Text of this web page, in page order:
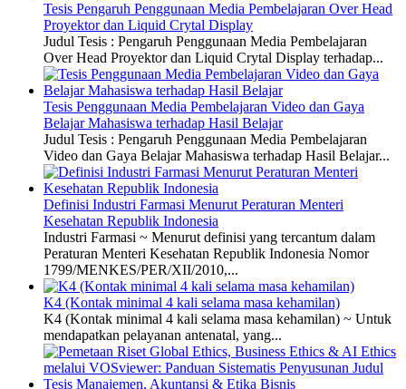
Tesis Pengaruh Penggunaan Media Pembelajaran Over Head
Proyektor dan Liquid Crytal Display
Judul Tesis : Pengaruh Penggunaan Media Pembelajaran
Over Head Proyektor dan Liquid Crytal Display terhadap...
Tesis Penggunaan Media Pembelajaran Video dan Gaya
Belajar Mahasiswa terhadap Hasil Belajar
Judul Tesis : Pengaruh Penggunaan Media Pembelajaran
Video dan Gaya Belajar Mahasiswa terhadap Hasil Belajar...
Definisi Industri Farmasi Menurut Peraturan Menteri
Kesehatan Republik Indonesia
Industri Farmasi ~ Menurut definisi yang tercantum dalam
Peraturan Menteri Kesehatan Republik Indonesia Nomor
1799/MENKES/PER/XII/2010,...
K4 (Kontak minimal 4 kali selama masa kehamilan)
K4 (Kontak minimal 4 kali selama masa kehamilan) ~ Untuk
mendapatkan pelayanan antenatal, yang...